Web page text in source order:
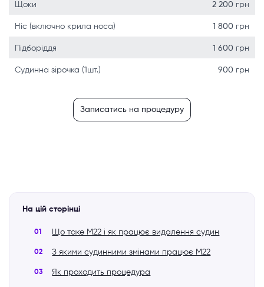
Щоки 2 200 грн
Ніс (включно крила носа) 1 800 грн
Підборіддя 1 600 грн
Судинна зірочка (1шт.) 900 грн
Записатись на процедуру
На цій сторінці
Що таке M22 і як працює видалення судин
З якими судинними змінами працює M22
Як проходить процедура